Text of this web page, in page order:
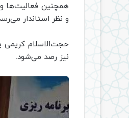
همچنین فعالیت‌ها
و نظر استاندار
حجت‌الاسلام کریمی
نیز رصد می‌شود.